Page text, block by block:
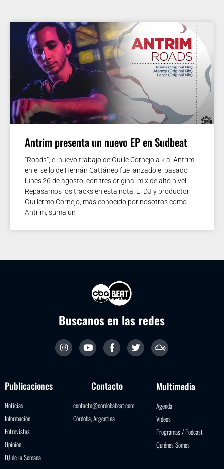
Antrim presenta un nuevo EP en Sudbeat
“Roads”, el nuevo trabajo de Guille Cornejo a.k.a. Antrim
en el sello de Hernán Cattáneo fue lanzado el pasado
lunes 26 de agosto, con tres original mix de alto nivel.
Repasamos los tracks en esta nota. El DJ y productor
Guillermo Cornejo, más conocido por nosotros como
Antrim, suma un
Buscanos en las redes
Publicaciones
Noticias
Información
Entrevistas
Opinión
DJ de la Semana
Contacto
contacto@cordobabeat.com
Córdoba, Argentina
Multimedia
Agenda
Videos
Programas / Podcast
Quiénes Somos